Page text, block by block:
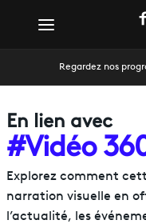
Regardez nos
En lien avec
#Vidéo
Explorez comment
narration visuelle en
l’actualité, les